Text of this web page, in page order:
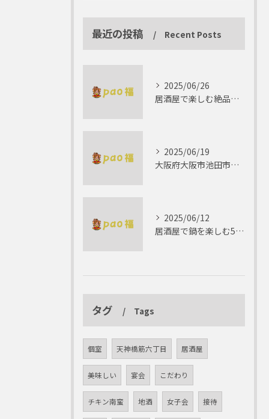
最近の投稿 Recent Posts
2025/06/26
居酒屋で楽しむ絶品テリーヌの世界
2025/06/19
大阪府大阪市池田市で楽しむしゃぶしゃぶの魅力とは？
2025/06/12
居酒屋で鍋を楽しむ5つの理由 ゆったりとした時間を
タグ Tags
個室 天神橋筋六丁目 居酒屋
美味しい 宴会 こだわり
チキン南蛮 地酒 女子会 接待